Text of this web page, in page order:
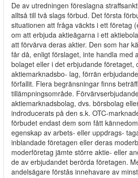
De av utredningen föreslagna
alltså till två slags förbud. Det första
situationen att fråga väckts i ett företag
om att erbjuda aktieägarna i ett
att förvärva deras aktier. Den som har
får då, enligt förslaget, inte handla med
bolaget eller i det erbjudande företaget,
aktiemarknadsbo- lag, förrän
förfallit. Flera begränsningar finns
tillämpningsområde.
aktiemarknadsbolag, dvs. börsbolag
indroducerats på den s.k. OTC-
förbudet endast dem som fått
egenskap av arbets- eller uppdrags-
inblandade företagen eller deras
moderföretag jämte större aktie- eller
de av erbjudandet berörda företagen.
andelsägare förstås innehavare av